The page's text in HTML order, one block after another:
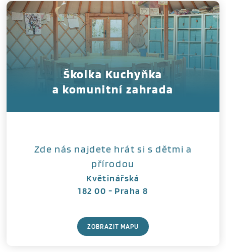
Školka Kuchyňka
a komunitní zahrada
Zde nás najdete hrát si s dětmi a
přírodou
Květinářská
182 00 - Praha 8
ZOBRAZIT MAPU